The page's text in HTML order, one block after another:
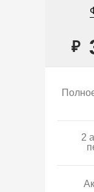
₽
2